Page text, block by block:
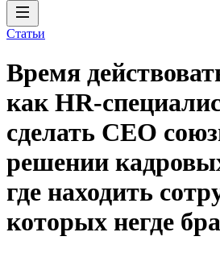
Статьи
Время
как HR-
сделать CEO
решении
где находить
которых негде